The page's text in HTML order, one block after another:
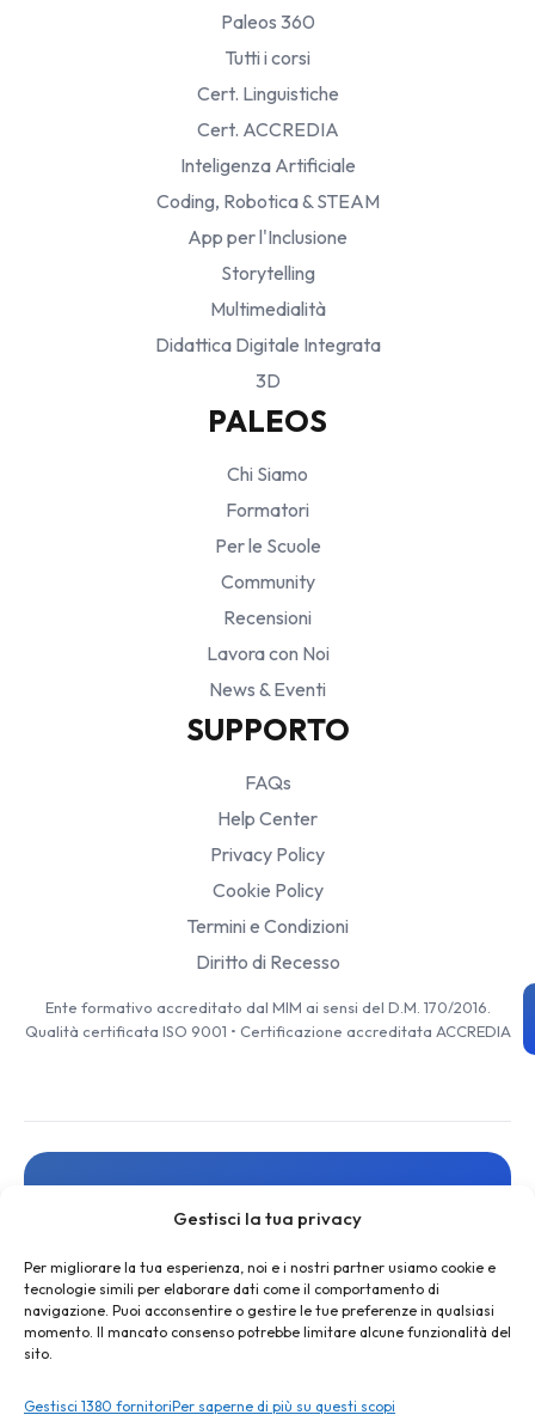
Gestisci la tua privacy
Per migliorare la tua esperienza, noi e i nostri partner usiamo cookie e
tecnologie simili per elaborare dati come il comportamento di
navigazione. Puoi acconsentire o gestire le tue preferenze in qualsiasi
momento. Il mancato consenso potrebbe limitare alcune funzionalità del
sito.
Gestisci 1380 fornitoriPer saperne di più su questi scopi
Paleos 360
Tutti i corsi
Cert. Linguistiche
Cert. ACCREDIA
Inteligenza Artificiale
Coding, Robotica & STEAM
App per l'Inclusione
Storytelling
Multimedialità
Didattica Digitale Integrata
3D
PALEOS
Chi Siamo
Formatori
Per le Scuole
Community
Recensioni
Lavora con Noi
News & Eventi
SUPPORTO
FAQs
Help Center
Privacy Policy
Cookie Policy
Termini e Condizioni
Diritto di Recesso
Ente formativo accreditato dal MIM ai sensi del D.M. 170/2016.
Qualità certificata ISO 9001 • Certificazione accreditata ACCREDIA
Resta aggiornato
e offerte esclusive
ISCRIVITI